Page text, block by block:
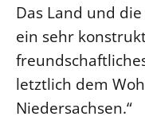
Das Land und
ein sehr
letztlich dem
Niedersachsen.“